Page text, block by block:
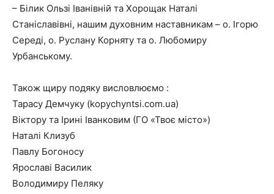
– Білик Ользі Іванівній та Хорощак Наталі
Станіславівні, нашим духовним наставникам – о. Ігорю
Середі, о. Руслану Корняту та о. Любомиру
Урбанському.
Також щиру подяку висловлюємо :
Тарасу Демчуку (kopychyntsi.com.ua)
Віктору та Ірині Іванковим (ГО «Твоє місто»)
Наталі Клизуб
Павлу Богоносу
Ярославі Василик
Володимиру Пеляку